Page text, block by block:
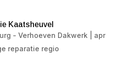
Kaatsheuvel
- Verhoeven Dakwerk
apr
reparatie regio